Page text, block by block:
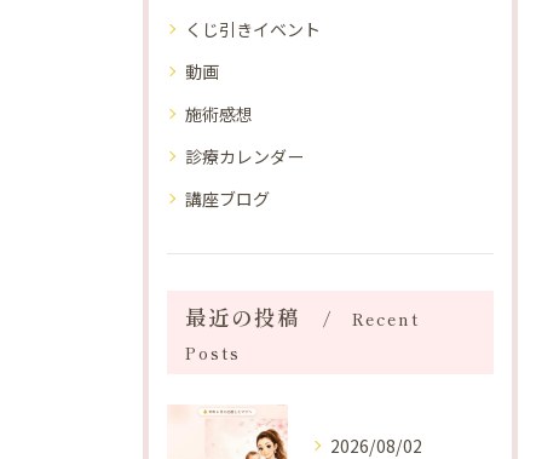
くじ引きイベント
動画
施術感想
診療カレンダー
講座ブログ
最近の投稿
Recent
Posts
2026/08/02